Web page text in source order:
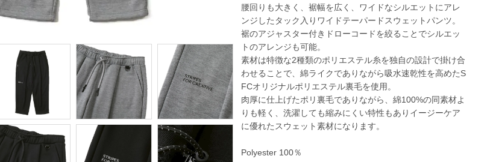
腰回りも大きく、裾幅を広く、ワイドなシルエットにアレ
ンジしたタック入りワイドテーパードスウェットパンツ。
裾のアジャスター付きドローコードを絞ることでシルエッ
トのアレンジも可能。
素材は特徴な2種類のポリエステル糸を独自の設計で掛け合
わせることで、綿ライクでありながら吸水速乾性を高めたS
FCオリジナルポリエステル裏毛を使用。
肉厚に仕上げたポリ裏毛でありながら、綿100%の同素材よ
りも軽く、洗濯しても縮みにくい特性もありイージーケア
に優れたスウェット素材になります。
Polyester 100％